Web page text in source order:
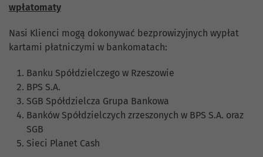
wpłatomaty
Nasi Klienci mogą dokonywać bezprowizyjnych wypłat
kartami płatniczymi w bankomatach:
Banku Spółdzielczego w Rzeszowie
BPS S.A.
SGB Spółdzielcza Grupa Bankowa
Banków Spółdzielczych zrzeszonych w BPS S.A. oraz
SGB
Sieci Planet Cash